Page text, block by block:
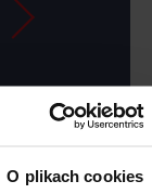
O plikach cookies